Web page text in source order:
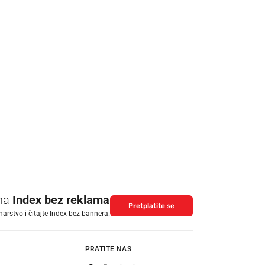
Index bez reklama
i čitajte Index bez bannera.
Pretplatite se
PRATITE NAS